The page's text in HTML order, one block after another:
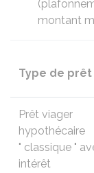
montant
Type de prêt
Prêt viager
hypothécaire
" classique "
intérêt